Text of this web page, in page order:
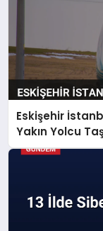
Eskişehir
Yakın Yolcu